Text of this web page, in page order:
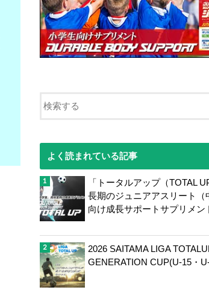
よく読まれている記事
「トータルアップ（TOTAL
長期のジュニアアスリート（
向け成長サポートサプリメン
2026 SAITAMA LIGA
GENERATION CUP(U-15・